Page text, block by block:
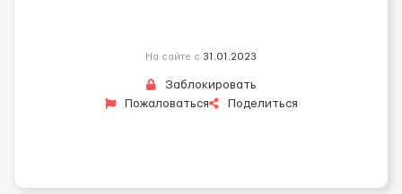
На сайте с 31.01.2023
Заблокировать
Пожаловаться
Поделиться